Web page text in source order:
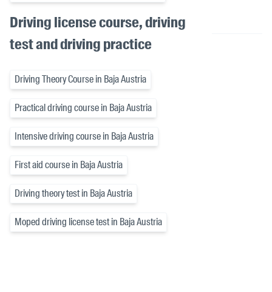
Driving license course, driving
test and driving practice
Driving Theory Course in Baja Austria
Practical driving course in Baja Austria
Intensive driving course in Baja Austria
First aid course in Baja Austria
Driving theory test in Baja Austria
Moped driving license test in Baja Austria